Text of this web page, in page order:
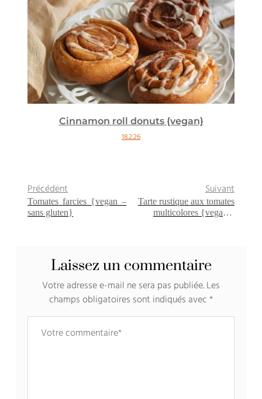
Cinnamon roll donuts {vegan}
18.2.26
Précédent
Tomates farcies {vegan –
sans gluten}
Suivant
Tarte rustique aux tomates
multicolores {vegan –
Laissez un commentaire
Votre adresse e-mail ne sera pas publiée.Les
champs obligatoires sont indiqués avec*